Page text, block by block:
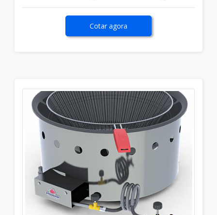
Cotar agora